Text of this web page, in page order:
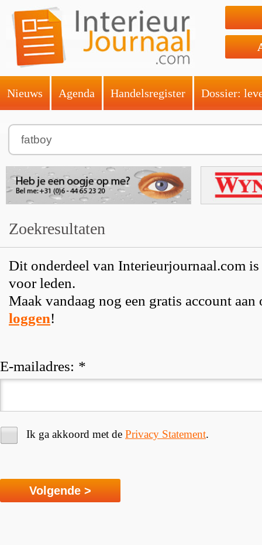
Nieuws Agenda Handelsregister Dossier:
Zoekresultaten
Dit onderdeel van Interieurjournaal.com
voor leden.
Maak vandaag nog een gratis account
loggen!
E-mailadres: *
Ik ga akkoord met de Privacy Statement.